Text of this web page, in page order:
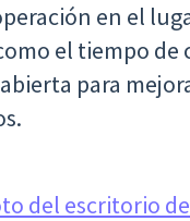
en el
el tiempo
para
del escritorio